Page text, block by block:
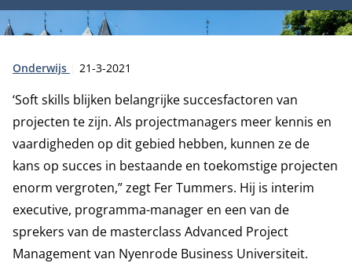
Type:
Onderwijs Publicatiedatum:
21-3-2021
‘Soft skills blijken belangrijke succesfactoren van
projecten te zijn. Als projectmanagers meer kennis en
vaardigheden op dit gebied hebben, kunnen ze de
kans op succes in bestaande en toekomstige projecten
enorm vergroten,” zegt Fer Tummers. Hij is interim
executive, programma-manager en een van de
sprekers van de masterclass Advanced Project
Management van Nyenrode Business Universiteit.